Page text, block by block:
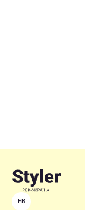
FB